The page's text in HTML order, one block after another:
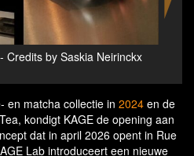
in Brussels - tea-based
en matcha collectie in 2024 en de
kondigt KAGE de opening aan
dat in april 2026 opent in Rue
Lab introduceert een nieuwe